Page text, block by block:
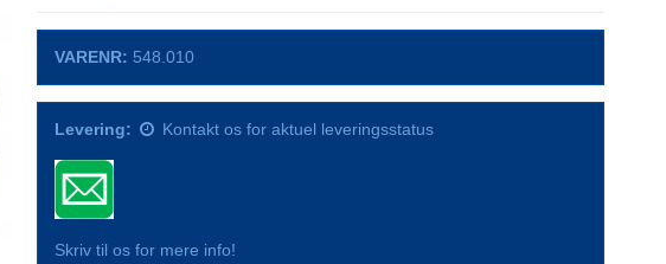
VARENR: 548.010
Levering: Kontakt os for aktuel leveringsstatus
Skriv til os for mere info!